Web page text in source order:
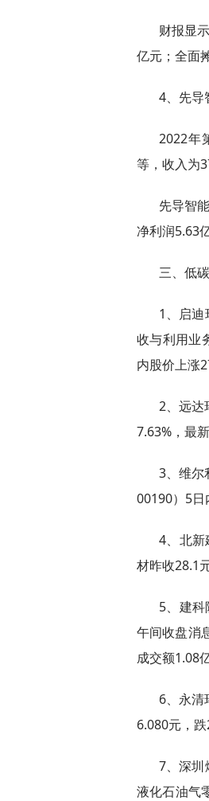
财报显
亿元；全面
4、先导
2022年
等，收入为
先导智
净利润5.63
三、低
1、启
收与利用业
内股价上涨
2、远达
7.63%，最
3、维尔
00190）5日
4、北新
材昨收28.1
5、建
午间收盘消
成交额1.08
6、永清
6.080元，跌
7、深圳
液化石油气